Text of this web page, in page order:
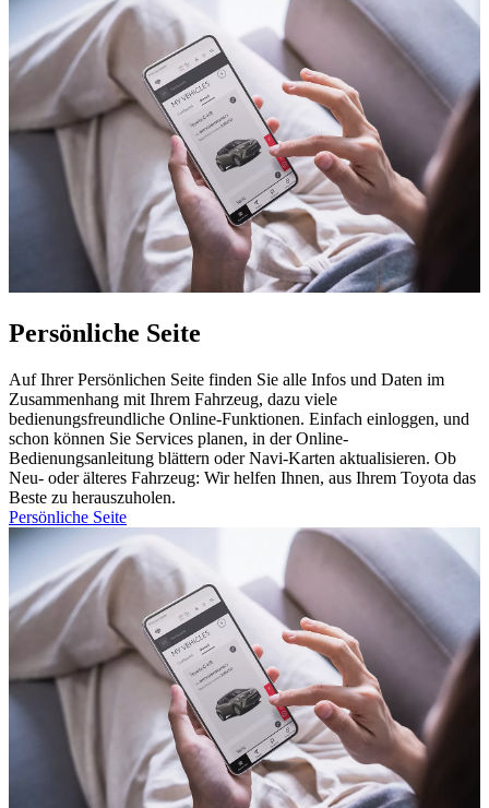
Persönliche Seite
Auf Ihrer Persönlichen Seite finden Sie alle Infos und Daten im
Zusammenhang mit Ihrem Fahrzeug, dazu viele
bedienungsfreundliche Online-Funktionen. Einfach einloggen, und
schon können Sie Services planen, in der Online-
Bedienungsanleitung blättern oder Navi-Karten aktualisieren. Ob
Neu- oder älteres Fahrzeug: Wir helfen Ihnen, aus Ihrem Toyota das
Beste zu herauszuholen.
Persönliche Seite